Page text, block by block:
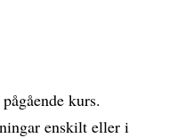
kurs.
enskilt eller i